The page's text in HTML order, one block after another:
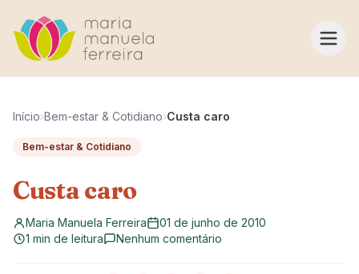
Início›Bem-estar & Cotidiano›Custa caro
Bem-estar & Cotidiano
Custa caro
Maria Manuela Ferreira
01 de junho de 2010
1 min de leitura
Nenhum comentário